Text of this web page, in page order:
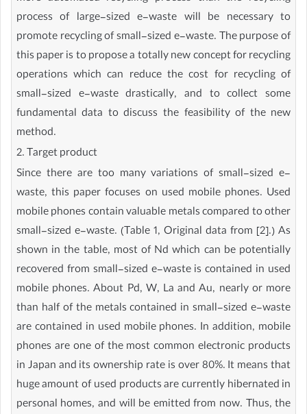
process of large-sized e-waste will be necessary to
promote recycling of small-sized e-waste. The purpose of
this paper is to propose a totally new concept for recycling
operations which can reduce the cost for recycling of
small-sized e-waste drastically, and to collect some
fundamental data to discuss the feasibility of the new
method.
2. Target product
Since there are too many variations of small-sized e-
waste, this paper focuses on used mobile phones. Used
mobile phones contain valuable metals compared to other
small-sized e-waste. (Table 1, Original data from [2].) As
shown in the table, most of Nd which can be potentially
recovered from small-sized e-waste is contained in used
mobile phones. About Pd, W, La and Au, nearly or more
than half of the metals contained in small-sized e-waste
are contained in used mobile phones. In addition, mobile
phones are one of the most common electronic products
in Japan and its ownership rate is over 80%. It means that
huge amount of used products are currently hibernated in
personal homes, and will be emitted from now. Thus, the